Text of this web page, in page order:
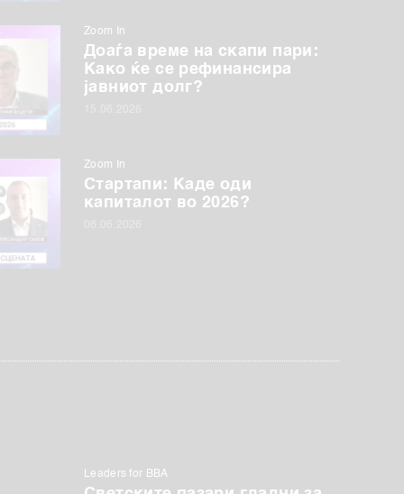
Zoom In
Доаѓа време на скапи пари:
Како ќе се рефинансира
јавниот долг?
Zoom In
Стартапи: Каде оди
капиталот во 2026?
Leaders for BBA